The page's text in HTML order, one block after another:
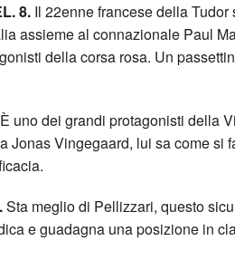
8. Il 22enne francese della
assieme al connazionale Paul
della corsa rosa. Un
È uno dei grandi protagonisti della
Jonas Vingegaard, lui sa come si
Sta meglio di Pellizzari, questo
e guadagna una posizione in